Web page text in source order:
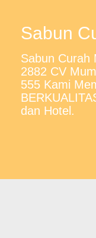
Sabun
Sabun Curah
2882 CV
555 Kami
dan Hotel.